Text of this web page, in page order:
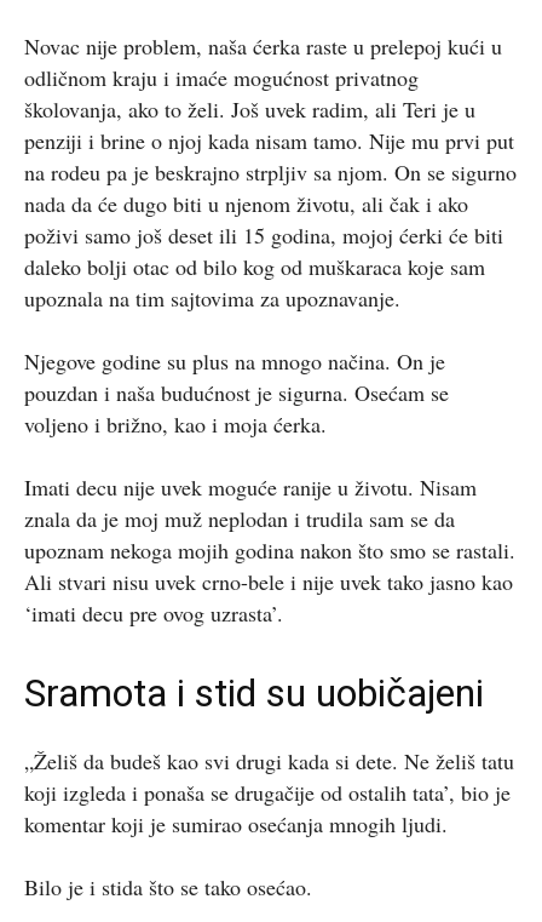
Novac nije problem, naša ćerka raste u prelepoj kući u
odličnom kraju i imaće mogućnost privatnog
školovanja, ako to želi. Još uvek radim, ali Teri je u
penziji i brine o njoj kada nisam tamo. Nije mu prvi put
na rodeu pa je beskrajno strpljiv sa njom. On se sigurno
nada da će dugo biti u njenom životu, ali čak i ako
poživi samo još deset ili 15 godina, mojoj ćerki će biti
daleko bolji otac od bilo kog od muškaraca koje sam
upoznala na tim sajtovima za upoznavanje.
Njegove godine su plus na mnogo načina. On je
pouzdan i naša budućnost je sigurna. Osećam se
voljeno i brižno, kao i moja ćerka.
Imati decu nije uvek moguće ranije u životu. Nisam
znala da je moj muž neplodan i trudila sam se da
upoznam nekoga mojih godina nakon što smo se rastali.
Ali stvari nisu uvek crno-bele i nije uvek tako jasno kao
‘imati decu pre ovog uzrasta’.
Sramota i stid su uobičajeni
„Želiš da budeš kao svi drugi kada si dete. Ne želiš tatu
koji izgleda i ponaša se drugačije od ostalih tata’, bio je
komentar koji je sumirao osećanja mnogih ljudi.
Bilo je i stida što se tako osećao.